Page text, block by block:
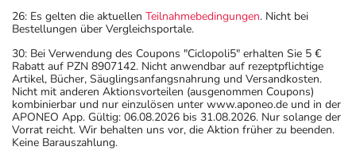
26: Es gelten die aktuellen Teilnahmebedingungen. Nicht bei
Bestellungen über Vergleichsportale.
30: Bei Verwendung des Coupons "Ciclopoli5" erhalten Sie 5 €
Rabatt auf PZN 8907142. Nicht anwendbar auf rezeptpflichtige
Artikel, Bücher, Säuglingsanfangsnahrung und Versandkosten.
Nicht mit anderen Aktionsvorteilen (ausgenommen Coupons)
kombinierbar und nur einzulösen unter www.aponeo.de und in der
APONEO App. Gültig: 06.08.2026 bis 31.08.2026. Nur solange der
Vorrat reicht. Wir behalten uns vor, die Aktion früher zu beenden.
Keine Barauszahlung.